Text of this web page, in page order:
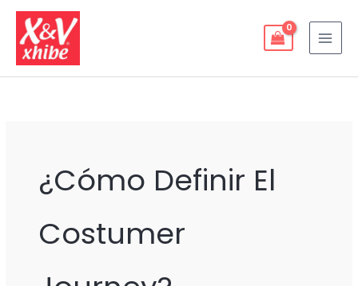
contenido
¿cómo Definir El
Costumer